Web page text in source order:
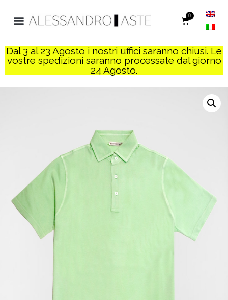
0
Dal 3 al 23 Agosto i nostri uffici saranno chiusi. Le
vostre spedizioni saranno processate dal giorno
24 Agosto.